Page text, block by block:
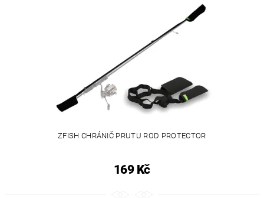
ZFISH CHRÁNIČ PRUTU ROD PROTECTOR
169 Kč